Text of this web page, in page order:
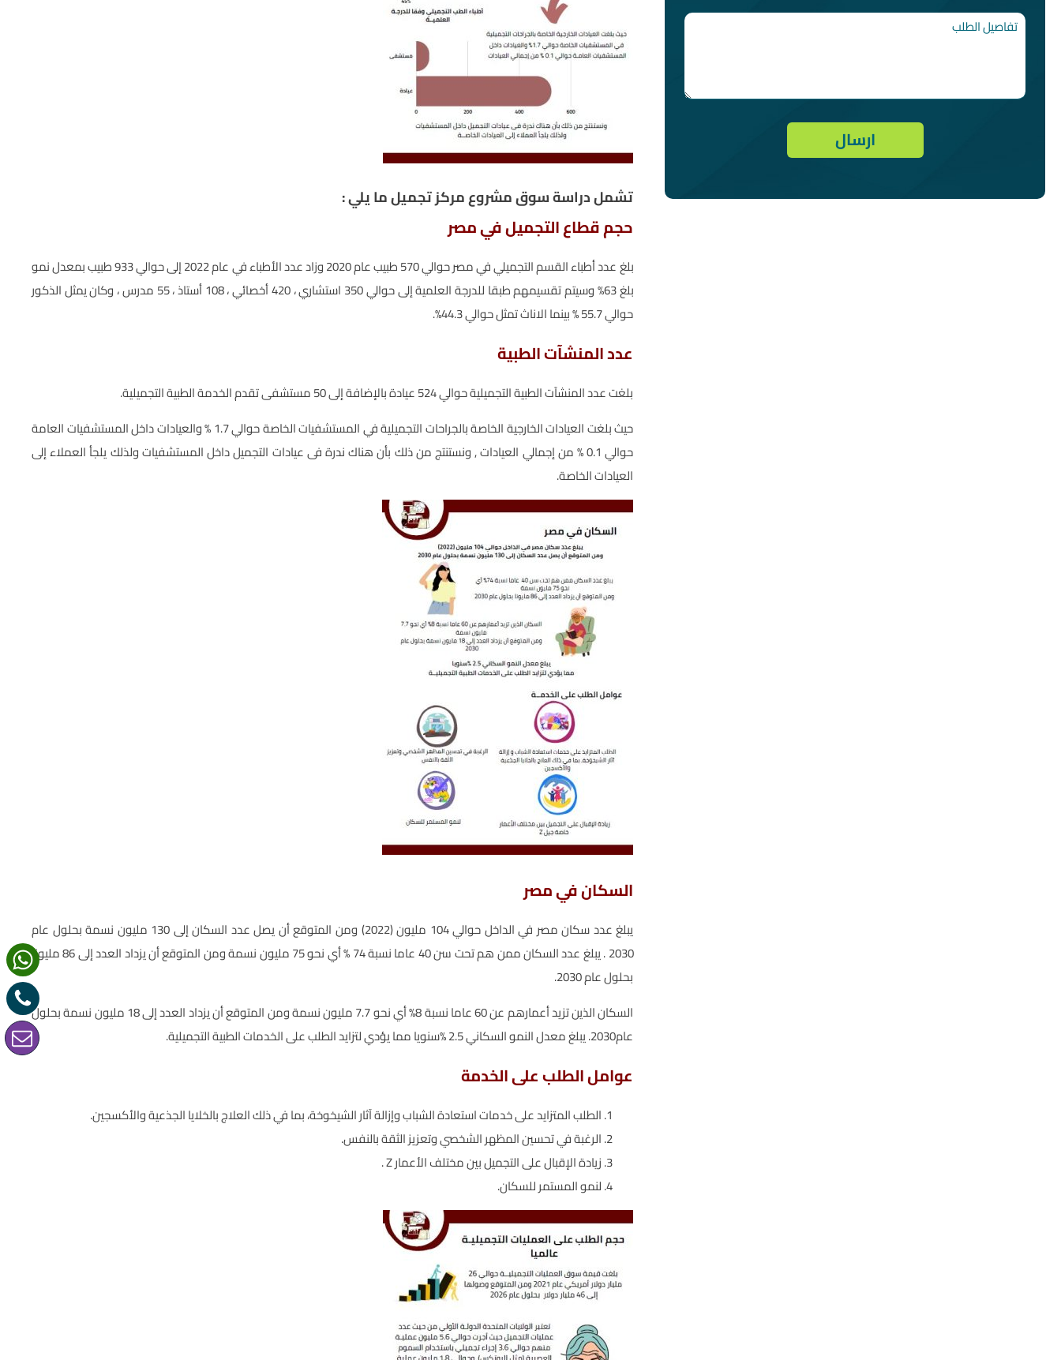
تشمل دراسة سوق مشروع مركز تجميل ما يلي :
حجم قطاع التجميل في مصر
بلغ عدد أطباء القسم التجميلي في مصر حوالي 570 طبيب عام 2020 وزاد عدد الأطباء في عام 2022 إلى حوالي 933 طبيب بمعدل نمو
بلغ 63% وسيتم تقسيمهم طبقا للدرجة العلمية إلى حوالي 350 استشاري ، 420 أخصائي ، 108 أستاذ ، 55 مدرس ، وكان يمثل الذكور
حوالي 55.7 % بينما الاناث تمثل حوالي 44.3%.
عدد المنشآت الطبية
بلغت عدد المنشآت الطبية التجميلية حوالي 524 عيادة بالإضافة إلى 50 مستشفى تقدم الخدمة الطبية التجميلية.
حيث بلغت العيادات الخارجية الخاصة بالجراحات التجميلية في المستشفيات الخاصة حوالي 1.7 % والعيادات داخل المستشفيات العامة
حوالي 0.1 % من إجمالي العيادات , ونستنتج من ذلك بأن هناك ندرة فى عيادات التجميل داخل المستشفيات ولذلك يلجأ العملاء إلى
العيادات الخاصة.
السكان في مصر
يبلغ عدد سكان مصر في الداخل حوالي 104 مليون (2022) ومن المتوقع أن يصل عدد السكان إلى 130 مليون نسمة بحلول عام
2030 . يبلغ عدد السكان ممن هم تحت سن 40 عاما نسبة 74 % أي نحو 75 مليون نسمة ومن المتوقع أن يزداد العدد إلى 86 مليونا
بحلول عام 2030.
السكان الذين تزيد أعمارهم عن 60 عاما نسبة 8% أي نحو 7.7 مليون نسمة ومن المتوقع أن يزداد العدد إلى 18 مليون نسمة بحلول
عام2030. يبلغ معدل النمو السكاني 2.5 %سنويا مما يؤدي لتزايد الطلب على الخدمات الطبية التجميلية.
عوامل الطلب على الخدمة
الطلب المتزايد على خدمات استعادة الشباب وإزالة آثار الشيخوخة، بما في ذلك العلاج بالخلايا الجذعية والأكسجين.
الرغبة في تحسين المظهر الشخصي وتعزيز الثقة بالنفس.
زيادة الإقبال على التجميل بين مختلف الأعمار Z .
لنمو المستمر للسكان.